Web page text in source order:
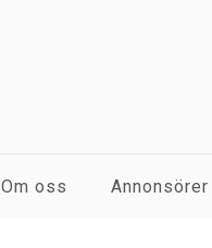
Om oss Annonsörer